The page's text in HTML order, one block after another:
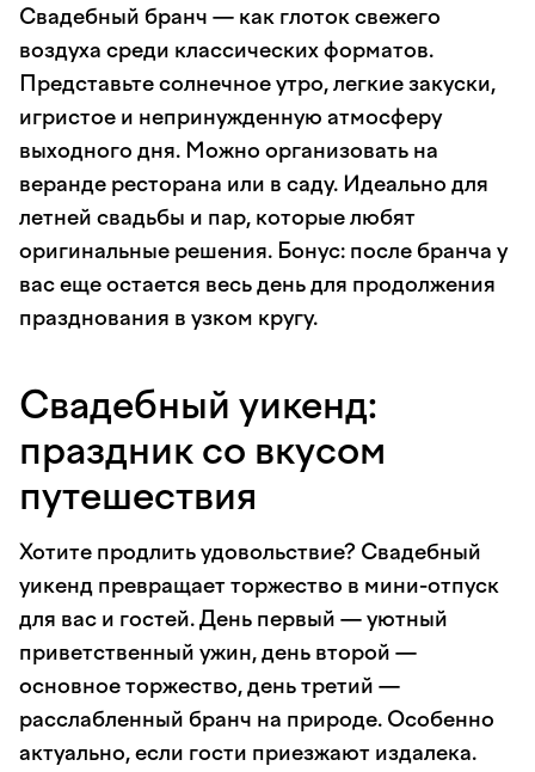
Свадебный бранч — как глоток свежего
воздуха среди классических форматов.
Представьте солнечное утро, легкие закуски,
игристое и непринужденную атмосферу
выходного дня. Можно организовать на
веранде ресторана или в саду. Идеально для
летней свадьбы и пар, которые любят
оригинальные решения. Бонус: после бранча у
вас еще остается весь день для продолжения
празднования в узком кругу.
Свадебный уикенд:
праздник со вкусом
путешествия
Хотите продлить удовольствие? Свадебный
уикенд превращает торжество в мини-отпуск
для вас и гостей. День первый — уютный
приветственный ужин, день второй —
основное торжество, день третий —
расслабленный бранч на природе. Особенно
актуально, если гости приезжают издалека.